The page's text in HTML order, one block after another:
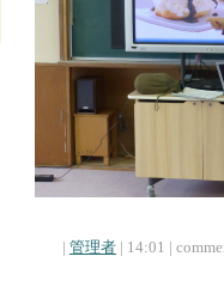
| 管理者 | 14:01 |